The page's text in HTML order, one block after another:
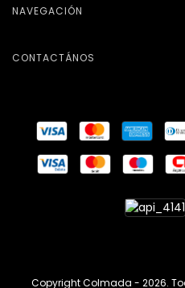
NAVEGACIÓN
CONTACTÁNOS
Copyright Colmada - 2026.